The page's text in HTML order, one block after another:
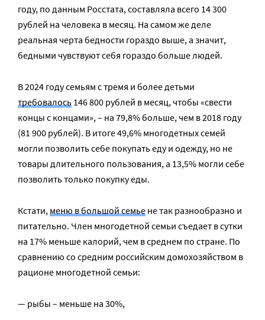
году, по данным Росстата, составляла всего 14 300
рублей на человека в месяц. На самом же деле
реальная черта бедности гораздо выше, а значит,
бедными чувствуют себя гораздо больше людей.
В 2024 году семьям с тремя и более детьми
требовалось 146 800 рублей в месяц, чтобы «свести
концы с концами», – на 79,8% больше, чем в 2018 году
(81 900 рублей). В итоге 49,6% многодетных семей
могли позволить себе покупать еду и одежду, но не
товары длительного пользования, а 13,5% могли себе
позволить только покупку еды.
Кстати, меню в большой семье не так разнообразно и
питательно. Член многодетной семьи съедает в сутки
на 17% меньше калорий, чем в среднем по стране. По
сравнению со средним российским домохозяйством в
рационе многодетной семьи:
— рыбы – меньше на 30%,